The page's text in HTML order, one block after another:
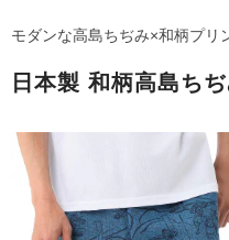
モダンな高島ちぢみ×和柄プリ
日本製 和柄高島ち